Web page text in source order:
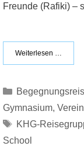
Freunde
Weiterlesen …
Kategorien
Gymnasium, Verein
Schlagwörter
KHG-
School